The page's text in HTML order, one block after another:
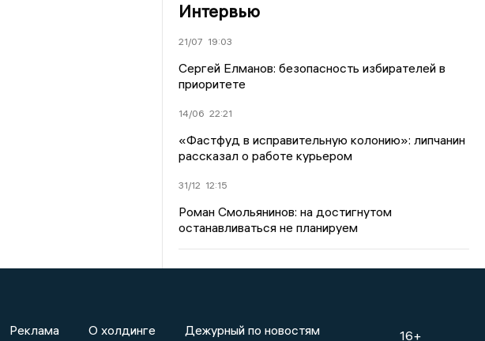
Интервью
21/07 19:03
Сергей Елманов: безопасность избирателей в
приоритете
14/06 22:21
«Фастфуд в исправительную колонию»: липчанин
рассказал о работе курьером
31/12 12:15
Роман Смольянинов: на достигнутом
останавливаться не планируем
Реклама О холдинге Дежурный по новостям 16+